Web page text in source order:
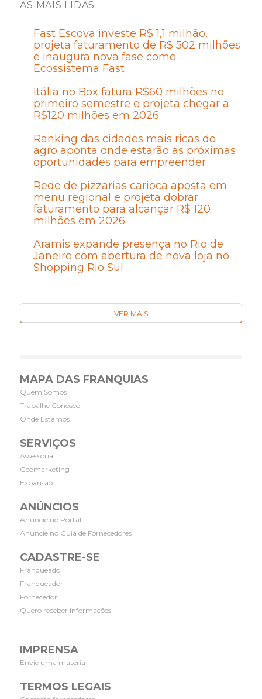
AS MAIS LIDAS
Fast Escova investe R$ 1,1 milhão,
projeta faturamento de R$ 502 milhões
e inaugura nova fase como
Ecossistema Fast
Itália no Box fatura R$60 milhões no
primeiro semestre e projeta chegar a
R$120 milhões em 2026
Ranking das cidades mais ricas do
agro aponta onde estarão as próximas
oportunidades para empreender
Rede de pizzarias carioca aposta em
menu regional e projeta dobrar
faturamento para alcançar R$ 120
milhões em 2026
Aramis expande presença no Rio de
Janeiro com abertura de nova loja no
Shopping Rio Sul
VER MAIS
MAPA DAS FRANQUIAS
Quem Somos
Trabalhe Conosco
Onde Estamos
SERVIÇOS
Assessoria
Geomarketing
Expansão
ANÚNCIOS
Anuncie no Portal
Anuncie no Guia de Fornecedores
CADASTRE-SE
Franqueado
Franqueador
Fornecedor
Quero receber informações
IMPRENSA
Envie uma matéria
TERMOS LEGAIS